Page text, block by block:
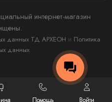
интернет-магазин
данных ТД АРХЕОН и Политика
данных
Помощь Войти